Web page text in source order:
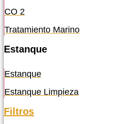
CO 2
Tratamiento Marino
Estanque
Estanque
Estanque Limpieza
Filtros